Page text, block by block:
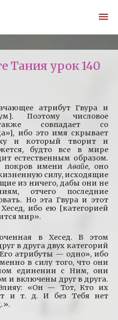
Тания урок 140
атрибут Гвура и
Поэтому числовое
совпадает со
ибо это имя скрывает
и который творит и
будто все в мире
естественным образом.
имениАвайе, оно
силу, исходящие
из ничего, дабы они не
отчего последние
Но эта Гвура и этот
ибо ею [категорией
мир».
в Хесед. В этом
в друга двух категорий
атрибуты — одно», ибо
в силу того, что они
единении с Ним, они
и включены друг в друга.
«Он — Тот, Кто их
и т. д. И без Тебя нет